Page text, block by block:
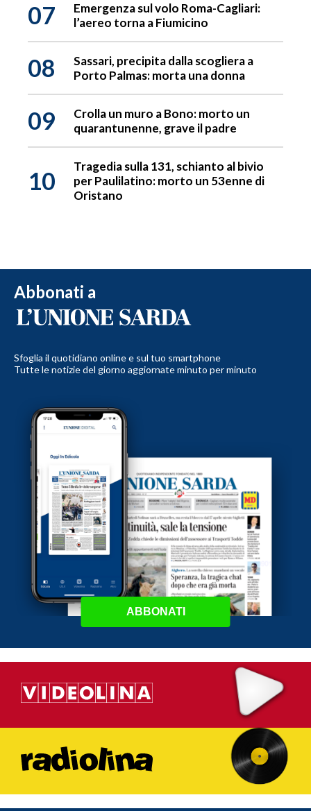
07
Emergenza sul volo Roma-Cagliari:
l’aereo torna a Fiumicino
08
Sassari, precipita dalla scogliera a
Porto Palmas: morta una donna
09
Crolla un muro a Bono: morto un
quarantunenne, grave il padre
10
Tragedia sulla 131, schianto al bivio
per Paulilatino: morto un 53enne di
Oristano
Abbonati a
Sfoglia il quotidiano online e sul tuo smartphone
Tutte le notizie del giorno aggiornate minuto per minuto
ABBONATI